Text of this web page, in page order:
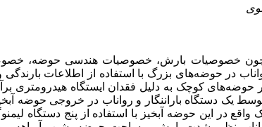
چون خصوصیات بارش، خصوصیات هندسی حوضه،
در حوضه‌های بزرگ با استفاده از اطلاعات
کوچک به دلیل فقدان ایستگاه هیدرومتری
یک دستگاه باران­نگار و رواناب در خروجی حوضه
واقع در این حوضه آبخیز با استفاده از پنج دستگاه